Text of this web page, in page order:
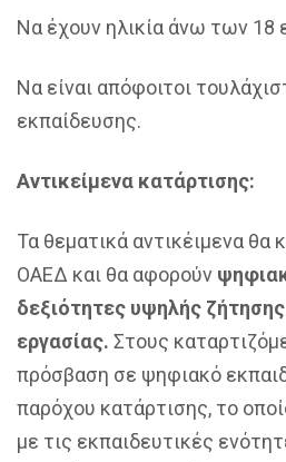
Να έχουν ηλικία άνω των 18
Να είναι απόφοιτοι
εκπαίδευσης.
Αντικείμενα κατάρτισης:
Τα θεματικά αντικέιμενα θα
ΟΑΕΔ και θα αφορούν
δεξιότητες υψηλής
εργασίας. Στους
πρόσβαση σε ψηφιακό
παρόχου κατάρτισης, το
με τις εκπαιδευτικές